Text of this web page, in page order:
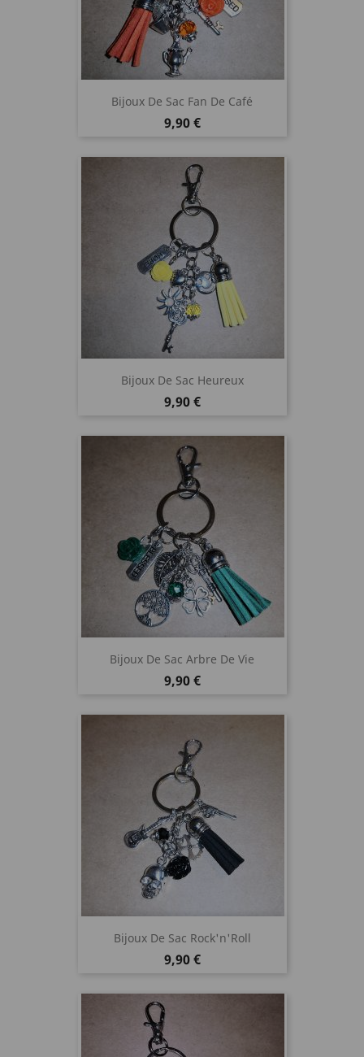
Bijoux De Sac Fan De Café
Prix
9,90 €
Bijoux De Sac Heureux
Prix
9,90 €
Bijoux De Sac Arbre De Vie
Prix
9,90 €
Bijoux De Sac Rock'n'Roll
Prix
9,90 €